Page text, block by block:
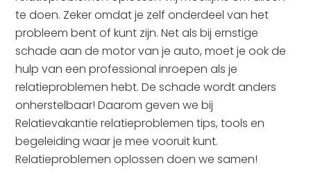
te doen. Zeker omdat je zelf onderdeel van het
probleem bent of kunt zijn. Net als bij ernstige
schade aan de motor van je auto, moet je ook de
hulp van een professional inroepen als je
relatieproblemen hebt. De schade wordt anders
onherstelbaar! Daarom geven we bij
Relatievakantie relatieproblemen tips, tools en
begeleiding waar je mee vooruit kunt.
Relatieproblemen oplossen doen we samen!